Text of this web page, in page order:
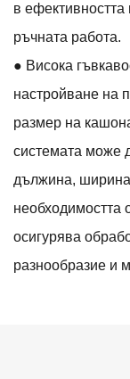
в ефективността
ръчната работа.
● Висока
настройване на
размер на
системата може
дължина, ширина
необходимостта
осигурява
разнообразие и